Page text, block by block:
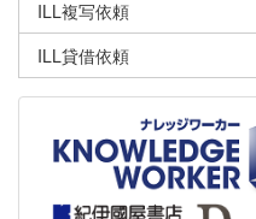
ILL複写依頼
ILL貸借依頼